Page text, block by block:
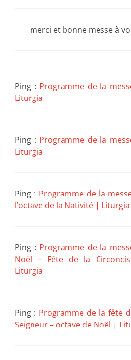
merci et bonne messe à
Ping : Programme de la
Liturgia
Ping : Programme de la
Liturgia
Ping : Programme de la
l’octave de la Nativité | Liturgia
Ping : Programme de la
Noël – Fête de la
Liturgia
Ping : Programme de la fête
Seigneur – octave de Noël |